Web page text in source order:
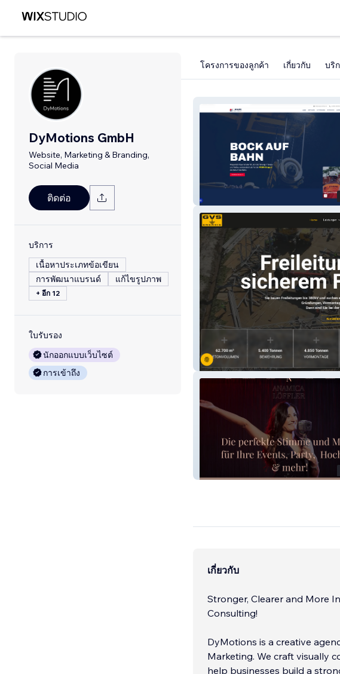
DyMotions GmbH
Website, Marketing & Branding,
Social Media
ติดต่อ
บริการ
เนื้อหาประเภทข้อเขียน
การพัฒนาแบรนด์
แก้ไขรูปภาพ
+ อีก 12
ใบรับรอง
นักออกแบบเว็บไซต์
การเข้าถึง
โครงการของลูกค้า เกี่ยวกับ บริ
GVS Energie
ANAMICA LÖFFLER
เกี่ยวกับ
Stronger, Clearer and More
Consulting!
DyMotions is a creative
Marketing. We craft visually
help businesses build a